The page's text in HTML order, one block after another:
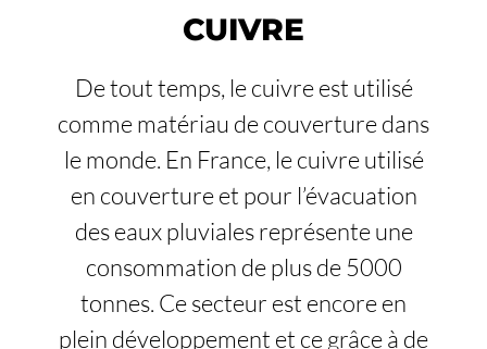
CUIVRE
De tout temps, le cuivre est utilisé
comme matériau de couverture dans
le monde. En France, le cuivre utilisé
en couverture et pour l’évacuation
des eaux pluviales représente une
consommation de plus de 5000
tonnes. Ce secteur est encore en
plein développement et ce grâce à de